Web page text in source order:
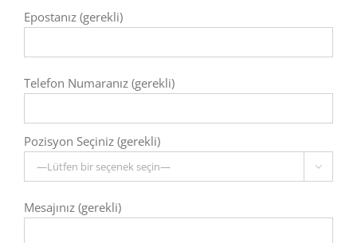
Epostanız (gerekli)
Telefon Numaranız (gerekli)
Pozisyon Seçiniz (gerekli)

Mesajınız (gerekli)